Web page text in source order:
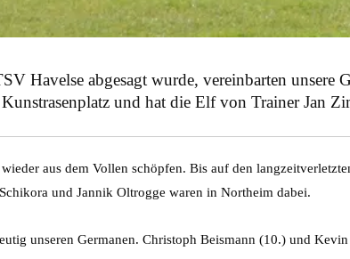
Havelse abgesagt wurde, vereinbarten
und hat die Elf von Trainer Jan
aus dem Vollen schöpfen. Bis auf den
und Jannik Oltrogge waren in Northeim dabei.
unseren Germanen. Christoph Beismann (10.) und